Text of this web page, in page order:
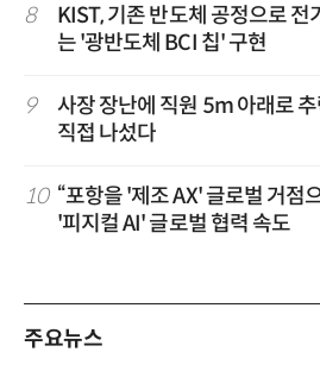
8
KIST, 기존 반도체 공정으로 전
는 '광반도체 BCI 칩' 구현
9
사장 장난에 직원 5m 아래로
직접 나섰다
10 “포항을 '제조 AX' 글로벌 거
'피지컬 AI' 글로벌 협력 속도
주요뉴스